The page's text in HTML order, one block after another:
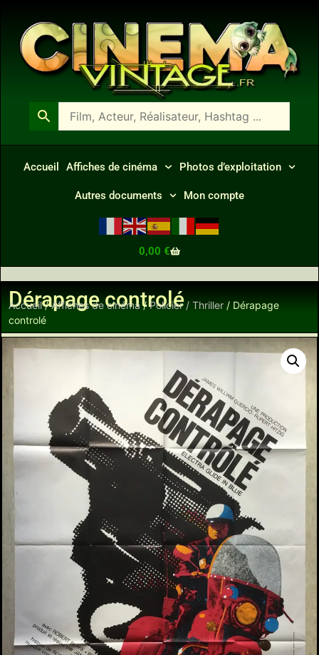
Accueil Affiches de cinéma Photos d’exploitation
Autres documents Mon compte
0,00 €
Dérapage controlé
Accueil/Affiches de cinéma/Policier / Thriller / Dérapage
controlé